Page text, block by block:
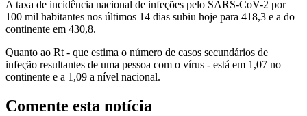
A taxa de incidência nacional de infeções pelo SARS-CoV-2 por
100 mil habitantes nos últimos 14 dias subiu hoje para 418,3 e a do
continente em 430,8.
Quanto ao Rt - que estima o número de casos secundários de
infeção resultantes de uma pessoa com o vírus - está em 1,07 no
continente e a 1,09 a nível nacional.
Comente esta notícia